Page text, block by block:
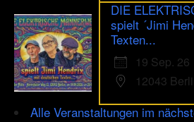
DIE
spielt ´Jimi
Texten...
19 Sep. 26
12043
Alle Veranstaltungen im